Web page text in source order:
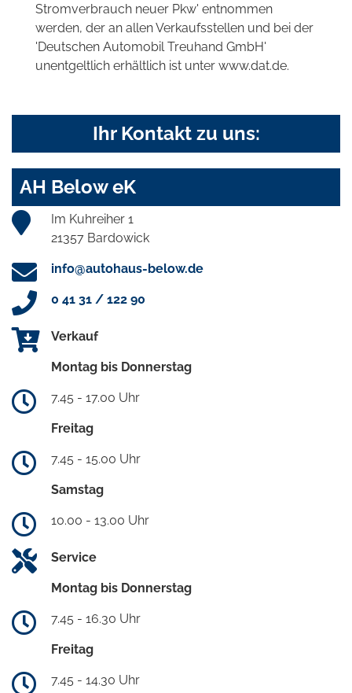
Stromverbrauch neuer Pkw' entnommen
werden, der an allen Verkaufsstellen und bei der
'Deutschen Automobil Treuhand GmbH'
unentgeltlich erhältlich ist unter www.dat.de.
Ihr Kontakt zu uns:
AH Below eK
Im Kuhreiher 1
21357 Bardowick
info@autohaus-below.de
0 41 31 / 122 90
Verkauf
Montag bis Donnerstag
7.45 - 17.00 Uhr
Freitag
7.45 - 15.00 Uhr
Samstag
10.00 - 13.00 Uhr
Service
Montag bis Donnerstag
7.45 - 16.30 Uhr
Freitag
7.45 - 14.30 Uhr